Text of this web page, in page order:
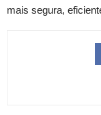
mais segura,